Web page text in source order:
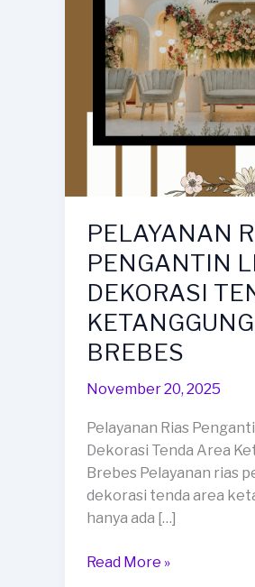
PELAYANAN
PENGANTIN
DEKORASI
BREBES
November 20, 2025
Pelayanan Rias
Dekorasi Tenda Area
Brebes Pelayanan rias
dekorasi tenda area
hanya ada […]
PELAYANAN
Read More »